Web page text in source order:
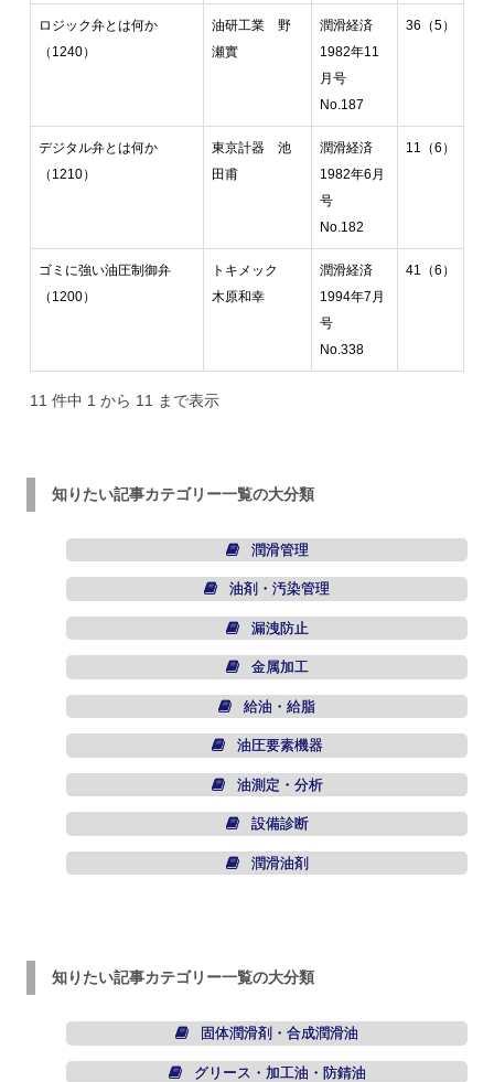
ロジック弁とは何か
（1240）
油研工業 野
瀬實
潤滑経済
1982年11
月号
No.187
36（5）
デジタル弁とは何か
（1210）
東京計器 池
田甫
潤滑経済
1982年6月
号
No.182
11（6）
ゴミに強い油圧制御弁
（1200）
トキメック
木原和幸
潤滑経済
1994年7月
号
No.338
41（6）
11 件中 1 から 11 まで表示
知りたい記事カテゴリー一覧の大分類
潤滑管理
油剤・汚染管理
漏洩防止
金属加工
給油・給脂
油圧要素機器
油測定・分析
設備診断
潤滑油剤
知りたい記事カテゴリー一覧の大分類
固体潤滑剤・合成潤滑油
グリース・加工油・防錆油